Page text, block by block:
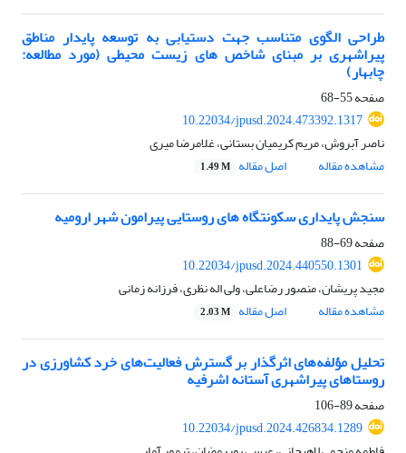
طراحی الگوی متناسب جهت دستیابی به توسعه پایدار مناطق
پیراشهری بر مبنای شاخص های زیست محیطی (مورد مطالعه:
چابهار)
صفحه55-68
10.22034/jpusd.2024.473392.1317
ناصر آبروش، مریم کریمیان بستانی، غلامرضا میری
مشاهده مقاله
اصل مقاله 1.49 M
سنجش پایداری سکونتگاه های روستایی پیرامون شهر ارومیه
صفحه69-88
10.22034/jpusd.2024.440550.1301
مجید پریشان، منصور رضاعلی، ولی اله نظری، فرزانه زمانی
مشاهده مقاله
اصل مقاله 2.03 M
تحلیل مؤلفه‌های اثرگذار بر گسترش فعالیت‌های خرد کشاورزی در
روستاهای پیراشهری آستانه اشرفیه
صفحه89-106
10.22034/jpusd.2024.426834.1289